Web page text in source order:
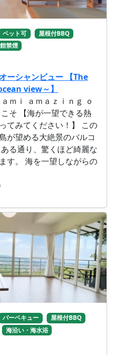
ペット可
屋根付BBQ
禁煙
ーシャンビュー 【The
view～】
ｍｉ ａｍａｚｉｎｇ ｏ
そ 【海が一望できる熱
てみてください！】 この
が望める大絶景のバルコ
る通り、驚くほど綺麗な
す。 海を一望しながらの
バーベキュー
屋根付BBQ
海沿い・海水浴